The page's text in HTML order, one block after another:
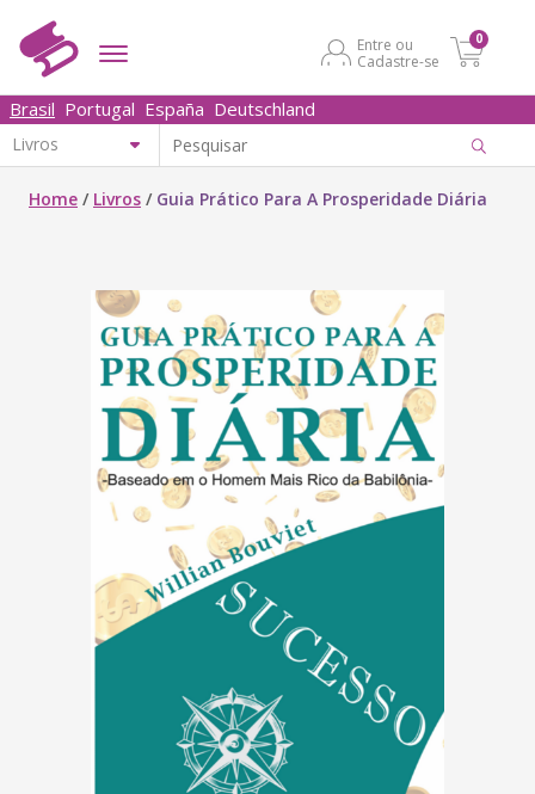
Entre ou
Cadastre-se
0
Brasil Portugal España Deutschland
Home / Livros / Guia Prático Para A Prosperidade Diária